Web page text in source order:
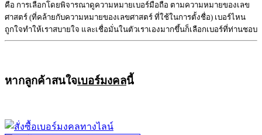
คือ การเลือกโดยพิจารณาดูความหมายเบอร์มือถือ ตามความหมายของเลข
ศาสตร์ (ที่คล้ายกับความหมายของเลขศาสตร์ ที่ใช้ในการตั้งชื่อ) เบอร์ไหน
ถูกใจทำให้เราสบายใจ และเชื่อมั่นในตัวเราเองมากขึ้นก็เลือกเบอร์ที่ท่านชอบ
หากลูกค้าสนใจเบอร์มงคลนี้